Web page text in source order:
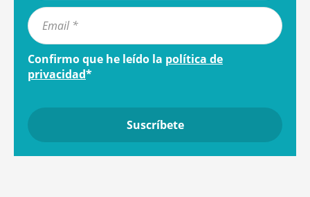
Confirmo que he leído la política de
privacidad*